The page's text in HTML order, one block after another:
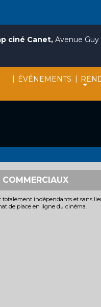
| ÉVÉNEMENTS |
ciné Canet, Avenue Guy
COMMERCIAUX
totalement indépendants et sans
de place en ligne du cinéma.